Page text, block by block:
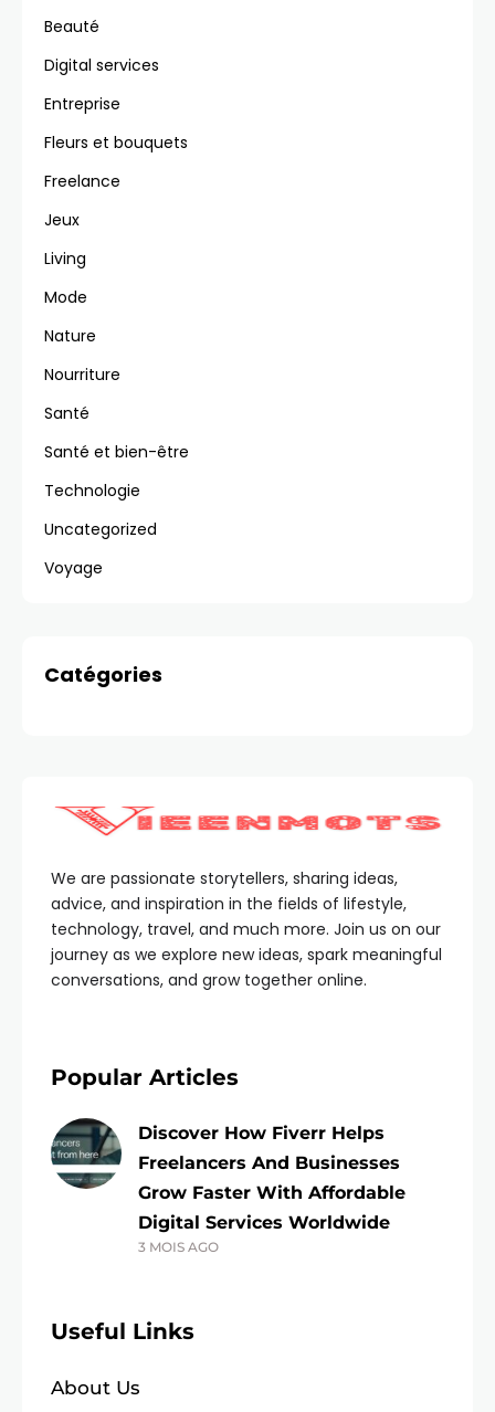
Beauté
Digital services
Entreprise
Fleurs et bouquets
Freelance
Jeux
Living
Mode
Nature
Nourriture
Santé
Santé et bien-être
Technologie
Uncategorized
Voyage
Catégories
We are passionate storytellers, sharing ideas,
advice, and inspiration in the fields of lifestyle,
technology, travel, and much more. Join us on our
journey as we explore new ideas, spark meaningful
conversations, and grow together online.
Popular Articles
Discover How Fiverr Helps
Freelancers And Businesses
Grow Faster With Affordable
Digital Services Worldwide
3 MOIS AGO
Useful Links
About Us